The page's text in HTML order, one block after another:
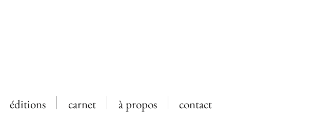
éditions carnet à propos contact